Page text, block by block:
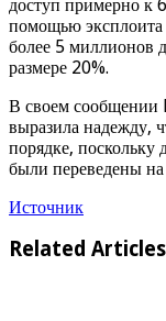
доступ примерно
помощью эксплоита
более 5 миллионов
размере 20%.
В своем сообщении
выразила надежду,
порядке, поскольку
были переведены
Источник
Related Articles